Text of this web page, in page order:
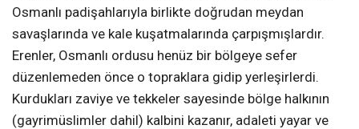
Osmanlı padişahlarıyla birlikte doğrudan meydan
savaşlarında ve kale kuşatmalarında çarpışmışlardır.
Erenler, Osmanlı ordusu henüz bir bölgeye sefer
düzenlemeden önce o topraklara gidip yerleşirlerdi.
Kurdukları zaviye ve tekkeler sayesinde bölge halkının
(gayrimüslimler dahil) kalbini kazanır, adaleti yayar ve